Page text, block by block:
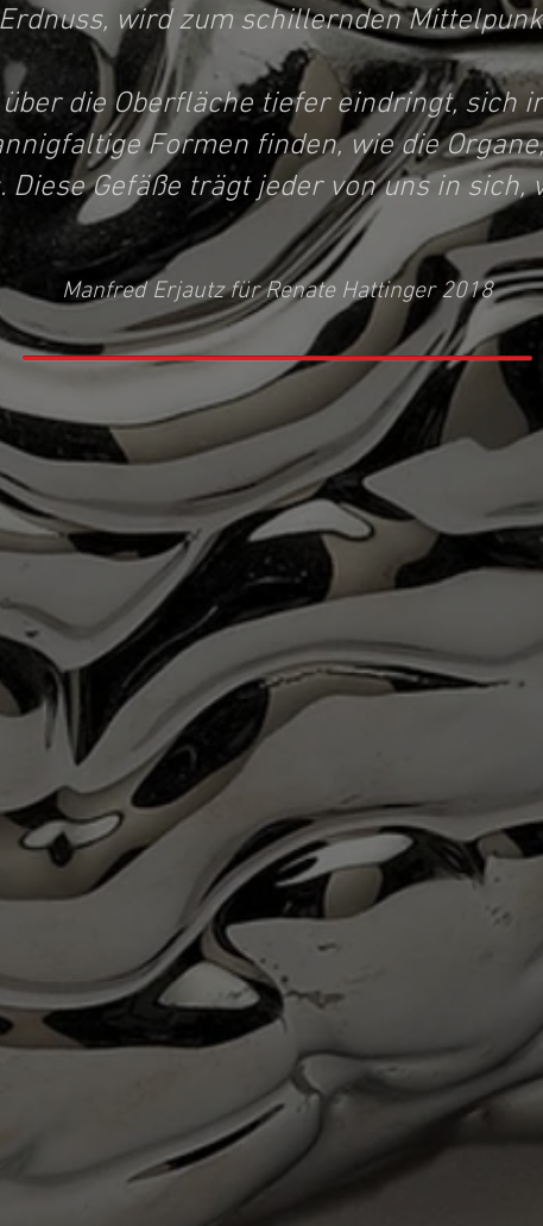
Erdnuss, wird zum schillernden
die Oberfläche tiefer eindringt, sich
Formen finden, wie die
Diese Gefäße trägt jeder von uns in sich,
Manfred Erjautz für Renate Hattinger 2018